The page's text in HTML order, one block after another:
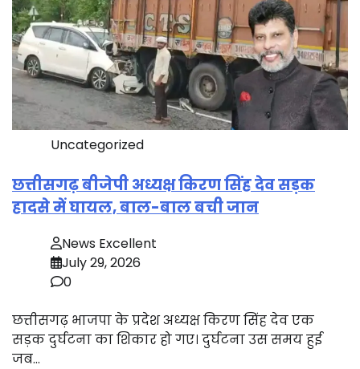
Uncategorized
छत्तीसगढ़ बीजेपी अध्यक्ष किरण सिंह देव सड़क
हादसे में घायल, बाल-बाल बची जान
News Excellent
July 29, 2026
0
छत्तीसगढ़ भाजपा के प्रदेश अध्यक्ष किरण सिंह देव एक
सड़क दुर्घटना का शिकार हो गए। दुर्घटना उस समय हुई
जब…